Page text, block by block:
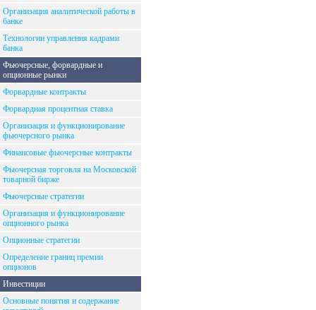
Организация аналитической работы в
банке
Технологии управления кадрами
банка
Фьючерсные, форвардные и
опционные рынки
Форвардные контракты
Форвардная процентная ставка
Организация и функционирование
фьючерсного рынка
Финансовые фьючерсные контракты
Фьючерсная торговля на Московской
товарной бирже
Фьючерсные стратегии
Организация и функционирование
опционного рынка
Опционные стратегии
Определение границ премии
опционов
Инвестиции
Основные понятия и содержание